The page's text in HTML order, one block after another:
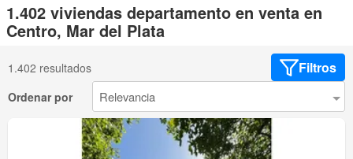
1.402 viviendas departamento en venta en
Centro, Mar del Plata
1.402 resultados Filtros
Ordenar por